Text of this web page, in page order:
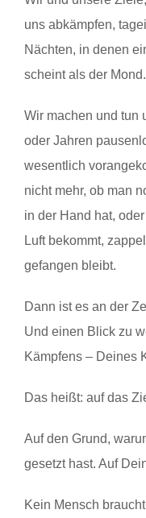
uns abkämpfen,
Nächten, in denen
scheint als der Mond.
Wir machen und tun
oder Jahren
wesentlich
nicht mehr, ob man
in der Hand hat,
Luft bekommt,
gefangen bleibt.
Dann ist es an der
Und einen Blick zu
Kämpfens – Deines
Das heißt: auf das
Auf den Grund,
gesetzt hast. Auf
Kein Mensch